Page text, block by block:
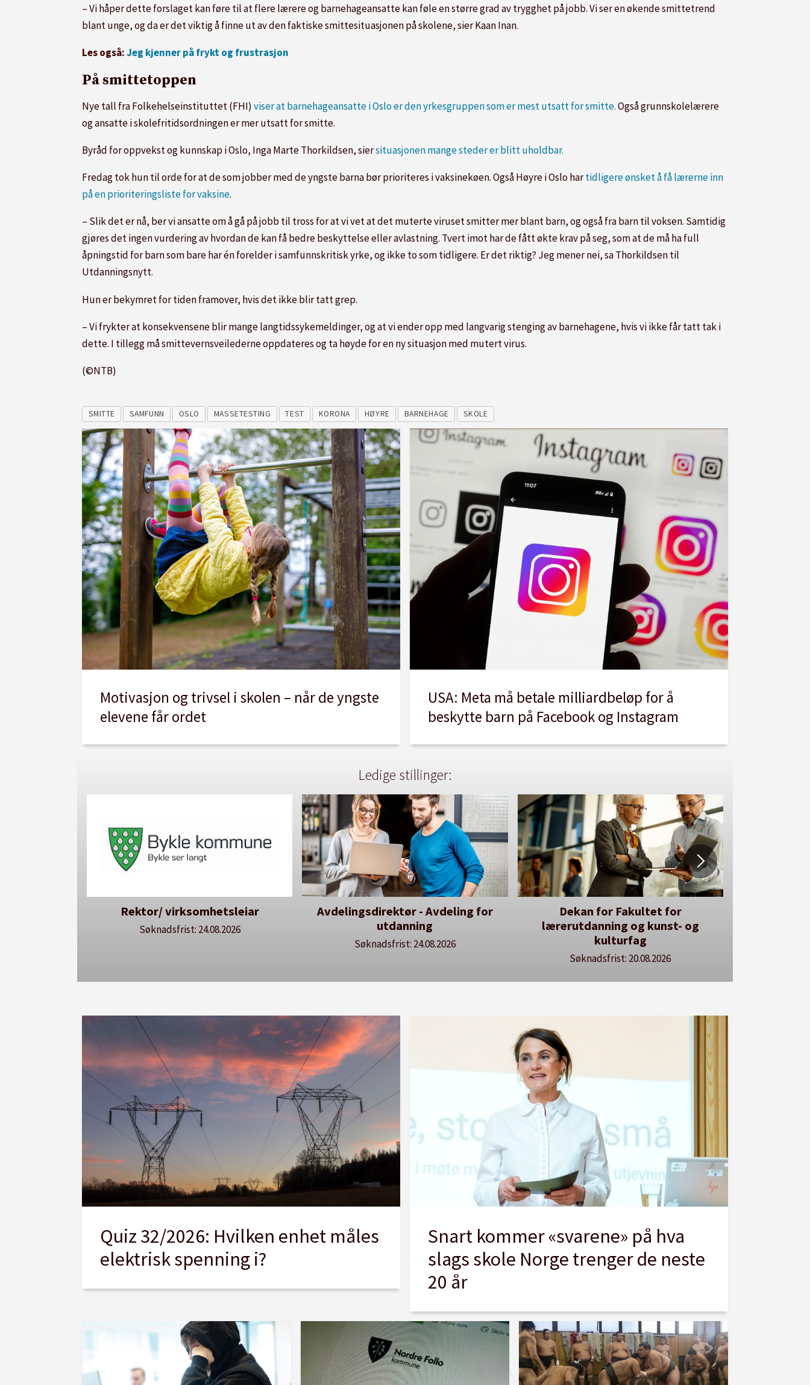
– Vi håper dette forslaget kan føre til at flere lærere ogbarnehageansatte kan føle en større grad av trygghet på jobb. Vi ser en økende smittetrend
blant unge, og da er det viktig å finne ut av den faktiske smittesituasjonen på skolene, sier Kaan Inan.
Les også:Jeg kjenner på frykt og frustrasjon
På smittetoppen
Nye tall fra Folkehelseinstituttet (FHI) viser at barnehageansatte i Oslo er den yrkesgruppen som er mest utsatt for smitte.Også grunnskolelærere
og ansatte i skolefritidsordningen er mer utsatt for smitte.
Byråd for oppvekst og kunnskap i Oslo, Inga Marte Thorkildsen, siersituasjonen mange steder er blitt uholdbar.
Fredag tok hun til orde for at de som jobber med de yngste barna bør prioriteres i vaksinekøen. Også Høyre i Oslo hartidligere ønsket å få lærerne inn
på en prioriteringsliste for vaksine.
– Slik det er nå, ber vi ansatte om å gå på jobb til tross for at vi vet at det muterte viruset smitter mer blant barn, og også fra barn til voksen. Samtidig
gjøres det ingen vurdering av hvordan de kan få bedre beskyttelse eller avlastning. Tvert imot har de fått økte krav på seg, som at de må ha full
åpningstid for barn som bare har én forelder i samfunnskritisk yrke, og ikke to som tidligere. Er det riktig? Jeg mener nei, sa Thorkildsen til
Utdanningsnytt.
Hun er bekymret for tiden framover, hvis det ikke blir tatt grep.
– Vi frykter at konsekvensene blir mange langtidssykemeldinger, og at vi ender opp med langvarig stenging av barnehagene, hvis vi ikke får tatt tak i
dette. I tillegg må smittevernsveilederne oppdateres og ta høyde for en ny situasjon med mutert virus.
(©NTB)
SMITTE SAMFUNN OSLO MASSETESTING TEST KORONA HØYRE BARNEHAGE SKOLE
Motivasjon og trivsel i skolen – når de yngste
elevene får ordet
USA: Meta må betale milliardbeløp for å
beskytte barn på Facebook og Instagram
Ledige stillinger:
Avdelingsdirektør - Avdeling for
utdanning
Dekan for Fakultet for
lærerutdanning og kunst- og
kulturfag
Her kan du utlyse en ledig stilling
Se våre stillingspakker
Quiz 32/2026: Hvilken enhet måles
elektrisk spenning i?
Snart kommer «svarene» på hva
slags skole Norge trenger de neste
20 år